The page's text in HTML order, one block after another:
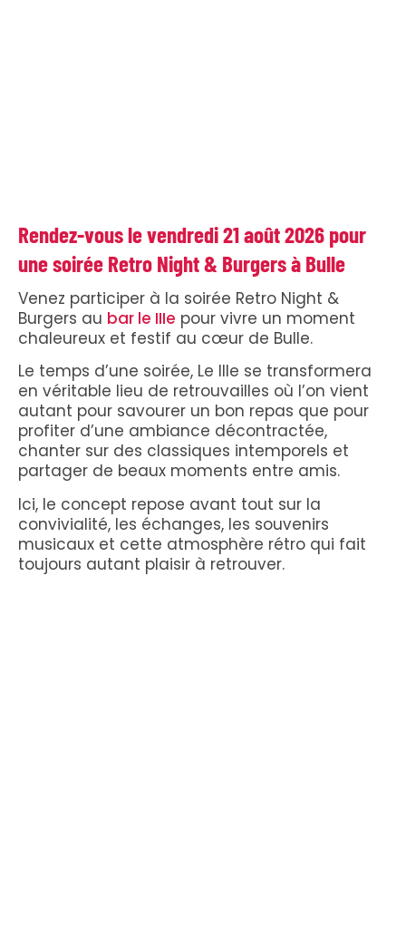
Rendez-vous le vendredi 21 août 2026 pour
une soirée Retro Night & Burgers à Bulle
Venez participer à la soirée Retro Night &
Burgers au bar le IIIe pour vivre un moment
chaleureux et festif au cœur de Bulle.
Le temps d’une soirée, Le IIIe se transformera
en véritable lieu de retrouvailles où l’on vient
autant pour savourer un bon repas que pour
profiter d’une ambiance décontractée,
chanter sur des classiques intemporels et
partager de beaux moments entre amis.
Ici, le concept repose avant tout sur la
convivialité, les échanges, les souvenirs
musicaux et cette atmosphère rétro qui fait
toujours autant plaisir à retrouver.